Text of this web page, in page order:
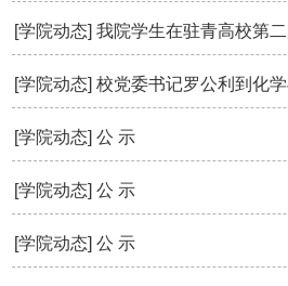
[学院动态] 我院学生在驻青高校第
[学院动态] 校党委书记罗公利到化
[学院动态] 公 示
[学院动态] 公 示
[学院动态] 公 示